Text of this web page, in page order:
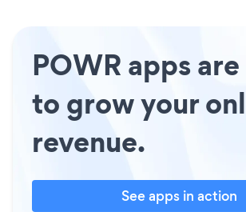
POWR apps
to grow your
revenue.
See apps in action